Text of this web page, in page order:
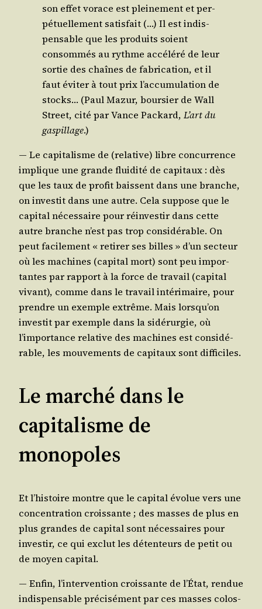
son effet vorace est plei­ne­ment et per­
pé­tuel­le­ment satis­fait (…) Il est indis­
pen­sable que les pro­duits soient
consom­més au rythme accé­lé­ré de leur
sor­tie des chaînes de fabri­ca­tion, et il
faut évi­ter à tout prix l’accumulation de
stocks… (Paul Mazur, bour­sier de Wall
Street, cité par Vance Packard, L’art du
gas­pillage.)
— Le capi­ta­lisme de (rela­tive) libre concur­rence
implique une grande flui­di­té de capi­taux : dès
que les taux de pro­fit baissent dans une branche,
on inves­tit dans une autre. Cela sup­pose que le
capi­tal néces­saire pour réin­ves­tir dans cette
autre branche n’est pas trop consi­dé­rable. On
peut faci­le­ment « reti­rer ses billes » d’un sec­teur
où les machines (capi­tal mort) sont peu impor­
tantes par rap­port à la force de tra­vail (capi­tal
vivant), comme dans le tra­vail inté­ri­maire, pour
prendre un exemple extrême. Mais lorsqu’on
inves­tit par exemple dans la sidé­rur­gie, où
l’importance rela­tive des machines est consi­dé­
rable, les mou­ve­ments de capi­taux sont difficiles.
Le marché dans le
capitalisme de
monopoles
Et l’histoire montre que le capi­tal évo­lue vers une
concen­tra­tion crois­sante ; des masses de plus en
plus grandes de capi­tal sont néces­saires pour
inves­tir, ce qui exclut les déten­teurs de petit ou
de moyen capital.
— Enfin, l’intervention crois­sante de l’État, ren­due
indis­pen­sable pré­ci­sé­ment par ces masses colos­